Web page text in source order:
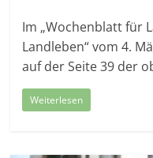
Im „Wochenblatt für
Landleben“ vom 4.
auf der Seite 39 der
Weiterlesen